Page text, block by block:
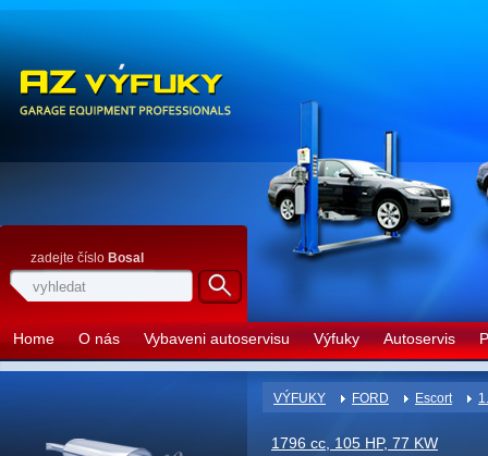
Home O nás Vybaveni autoservisu Výfuky Autoservis
zadejte číslo Bosal
VÝFUKY FORD Escort
1796 cc, 105 HP, 77 KW